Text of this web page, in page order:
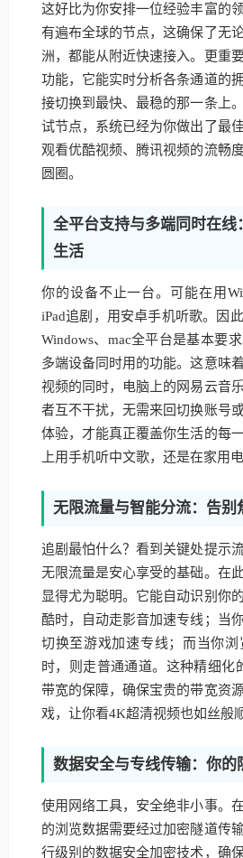
这好比为你安排一位经验丰富的
有遍布全球的节点，这确保了无
洲，都能从附近快速接入。更重
功能，它能实时分析各条通道的
接切换到最快、最稳的那一条上
试节点，系统已经为你做出了最
观看优酷视频、腾讯视频的流畅
圆圈。
全平台支持与多端同时在线
生活
你的设备不止一台。可能在用
iPad追剧，用安卓手机听歌。因
Windows、mac全平台是基本要
多端设备同时用的功能。这意味
视频的同时，电脑上的网易云音
者互不干扰，无需来回切换账号
体验，才能真正覆盖你生活的每
上用手机听中文歌，还是在家用
无限流量与智能分流：告别
追剧最怕什么？看到关键处提示
无限流量是安心享受的基础。在
显得尤为聪明。它能自动识别你
酷时，自动走影音加速专线；当
切换至游戏加速专线；而当你
时，则走普通通道。这种精细化
带宽的保障，确保宝贵的带宽资
戏，让你看4K超清视频也如丝般
数据安全与专线传输：你的
使用网络工具，安全绝非小事。
的浏览数据需要经过加密隧道传
行级别的数据安全加密技术，确